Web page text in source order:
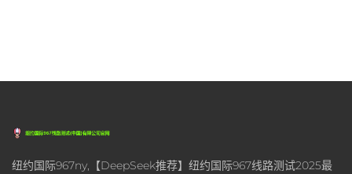
纽约国际967ny,【DeepSeek推荐】纽约国际967线路测试2025最